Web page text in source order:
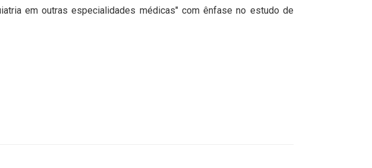
em outras especialidades médicas" com ênfase no estudo de